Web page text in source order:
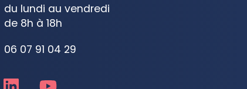
du lundi au vendredi
de 8h à 18h
06 07 91 04 29